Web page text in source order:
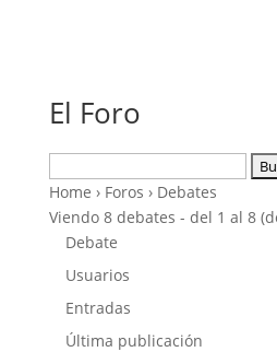
El Foro
Home › Foros › Debates
Viendo 8 debates - del 1 al 8
Debate
Usuarios
Entradas
Última publicación